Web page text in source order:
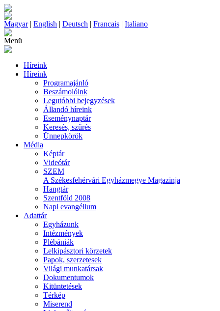
Magyar| English | Deutsch | Francais | Italiano
Menü
Híreink
Híreink
Programajánló
Beszámolóink
Legutóbbi bejegyzések
Állandó híreink
Eseménynaptár
Keresés, szűrés
Ünnepkörök
Média
Képtár
Videótár
SZEM
A Székesfehérvári Egyházmegye Magazinja
Hangtár
Szentföld 2008
Napi evangélium
Adattár
Egyházunk
Intézmények
Plébániák
Lelkipásztori körzetek
Papok, szerzetesek
Világi munkatársak
Dokumentumok
Kitüntetések
Térkép
Miserend